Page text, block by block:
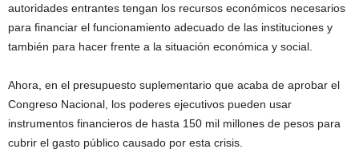
autoridades entrantes tengan los recursos económicos necesarios
para financiar el funcionamiento adecuado de las instituciones y
también para hacer frente a la situación económica y social.
Ahora, en el presupuesto suplementario que acaba de aprobar el
Congreso Nacional, los poderes ejecutivos pueden usar
instrumentos financieros de hasta 150 mil millones de pesos para
cubrir el gasto público causado por esta crisis.